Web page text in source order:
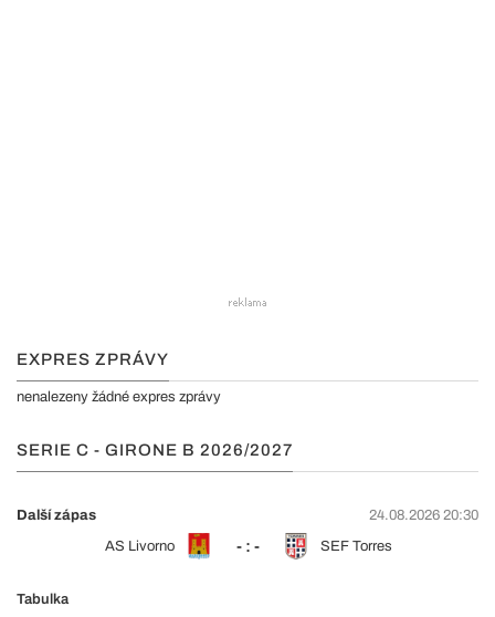
EXPRES ZPRÁVY
nenalezeny žádné expres zprávy
SERIE C - GIRONE B 2026/2027
Další zápas
24.08.2026 20:30
AS Livorno
- : - SEF Torres
Tabulka